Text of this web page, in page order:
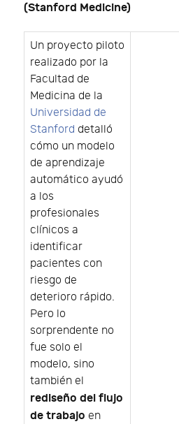
(Stanford Medicine)
Un proyecto piloto
realizado por la
Facultad de
Medicina de la
Universidad de
Stanford detalló
cómo un modelo
de aprendizaje
automático ayudó
a los
profesionales
clínicos a
identificar
pacientes con
riesgo de
deterioro rápido.
Pero lo
sorprendente no
fue solo el
modelo, sino
también el
rediseño del flujo
de trabajo en